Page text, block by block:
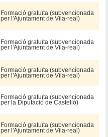
Formació gratuïta (subvencionada
per l'Ajuntament de Vila-real)
Formació gratuïta (subvencionada
per l'Ajuntament de Vila-real)
Formació gratuïta (subvencionada
per l'Ajuntament de Vila-real)
Formació gratuïta (subvencionada
per la Diputació de Castelló)
Formació gratuïta (subvencionada
per l'Ajuntament de Vila-real)